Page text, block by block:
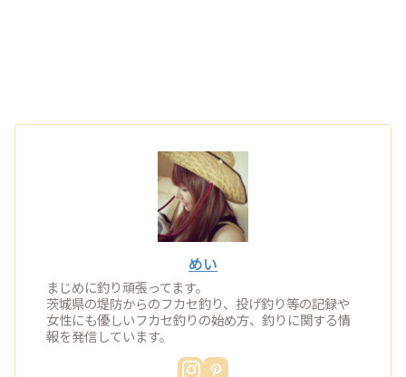
めい
まじめに釣り頑張ってます。
茨城県の堤防からのフカセ釣り、投げ釣り等の記録や
女性にも優しいフカセ釣りの始め方、釣りに関する情
報を発信しています。